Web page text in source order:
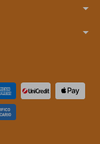
arrow_drop_down
arrow_drop_down